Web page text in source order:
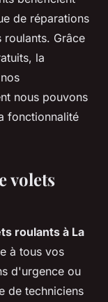
de réparations
Grâce
la
nous pouvons
fonctionnalité
volets
roulants à La
à tous vos
d'urgence ou
de techniciens